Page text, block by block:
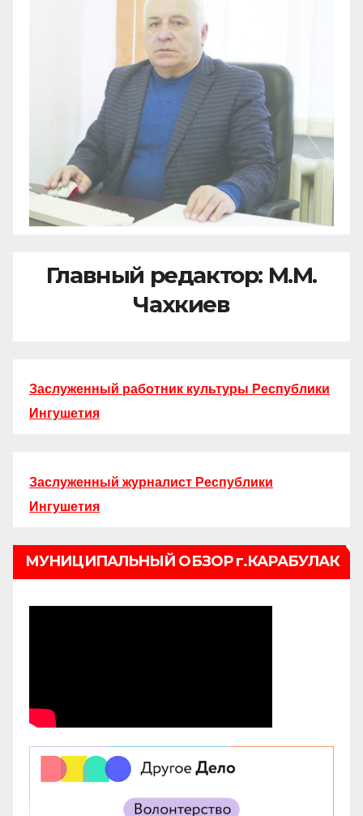
Главный редактор: М.М.
Чахкиев
Заслуженный работник культуры Республики
Ингушетия
Заслуженный журналист Республики
Ингушетия
МУНИЦИПАЛЬНЫЙ ОБЗОР г.КАРАБУЛАК